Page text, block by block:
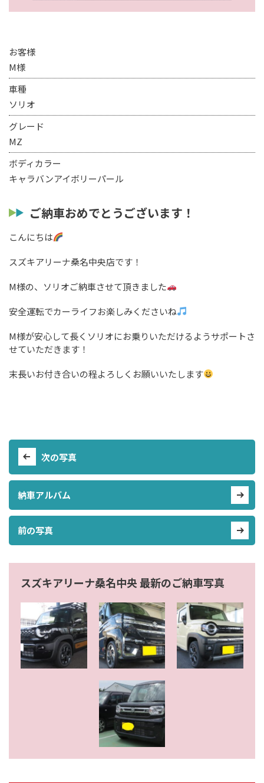
お客様
M様
車種
ソリオ
グレード
MZ
ボディカラー
キャラバンアイボリーパール
ご納車おめでとうございます！
こんにちは
スズキアリーナ桑名中央店です！
M様の、ソリオご納車させて頂きました
安全運転でカーライフお楽しみくださいね
M様が安心して長くソリオにお乗りいただけるようサポートさ
せていただきます！
末長いお付き合いの程よろしくお願いいたします
次の写真
納車アルバム
前の写真
スズキアリーナ桑名中央 最新のご納車写真